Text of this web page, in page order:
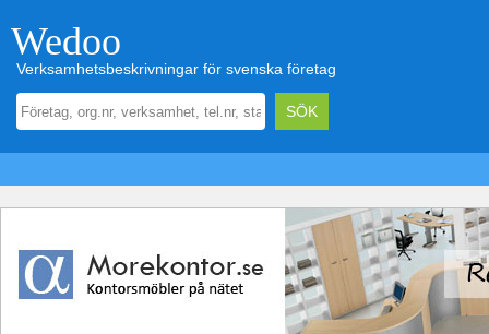
Wedoo
Verksamhetsbeskrivningar för svenska företag